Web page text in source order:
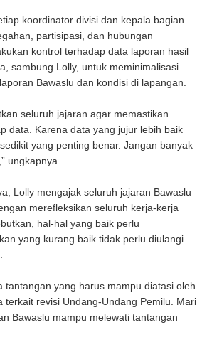
koordinator divisi dan kepala bagian
partisipasi, dan hubungan
kontrol terhadap data laporan hasil
sambung Lolly, untuk meminimalisasi
Bawaslu dan kondisi di lapangan.
seluruh jajaran agar memastikan
data. Karena data yang jujur lebih baik
yang penting benar. Jangan banyak
ungkapnya.
Lolly mengajak seluruh jajaran Bawaslu
merefleksikan seluruh kerja-kerja
hal-hal yang baik perlu
yang kurang baik tidak perlu diulangi
tantangan yang harus mampu diatasi oleh
terkait revisi Undang-Undang Pemilu. Mari
Bawaslu mampu melewati tantangan